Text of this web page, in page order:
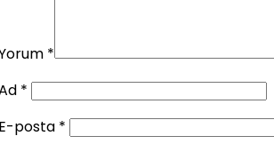
*
*
posta *